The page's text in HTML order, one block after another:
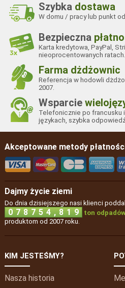
Szybka dostawa
W domu / pracy lub punkt
Bezpieczna
Karta kredytowa, PayPal,
nieoprocentowanych ratach.
Farma dżdżownic
Referencja w hodowli
2007.
Wsparcie
Telefonicznie po francusku
językach, szybka
Akceptowane metody
Dajmy życie ziemi
Do dnia dzisiejszego nasi klienci
0 7 8 7 5 4 , 8 1 9 ton
produktom od 2007 roku.
KIM JESTEŚMY?
Nasza historia